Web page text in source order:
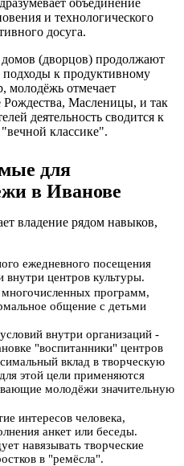
объединение
и технологического
досуга.
домов (дворцов) продолжают
подходы к продуктивному
молодёжь отмечает
Рождества, Масленицы, и так
деятельность сводится к
классике".
для
в Иванове
владение рядом навыков,
ежедневного посещения
центров культуры.
многочисленных программ,
общение с детьми
внутри организаций -
"воспитанники" центров
вклад в творческую
этой цели применяются
молодёжи значительную
интересов человека,
анкет или беседы.
навязывать творческие
в "ремёсла".